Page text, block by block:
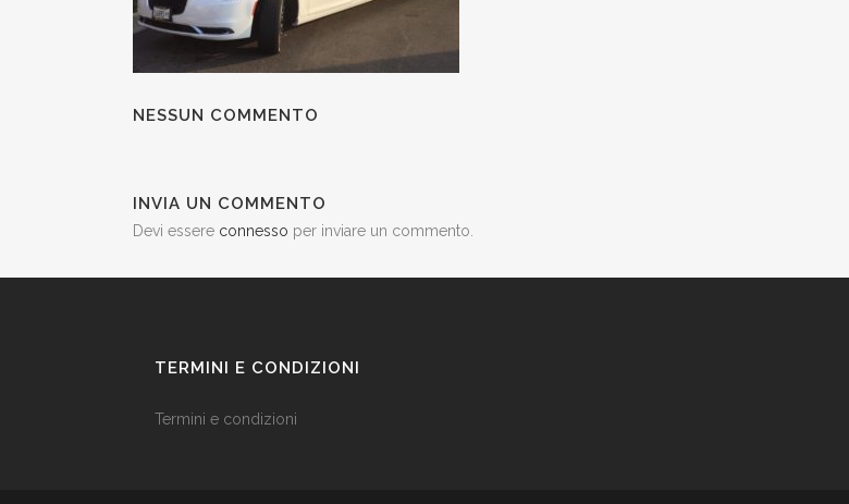
NESSUN COMMENTO
INVIA UN COMMENTO
Devi essere connesso per inviare un commento.
TERMINI E CONDIZIONI
Termini e condizioni